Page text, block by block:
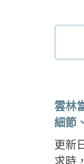
雲林
細節
更新
求時